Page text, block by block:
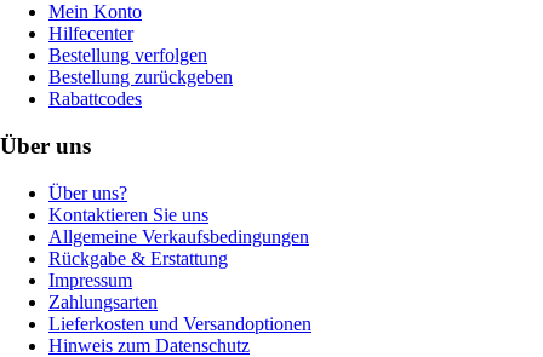
Mein Konto
Hilfecenter
Bestellung verfolgen
Bestellung zurückgeben
Rabattcodes
Über uns
Über uns?
Kontaktieren Sie uns
Allgemeine Verkaufsbedingungen
Rückgabe & Erstattung
Impressum
Zahlungsarten
Lieferkosten und Versandoptionen
Hinweis zum Datenschutz